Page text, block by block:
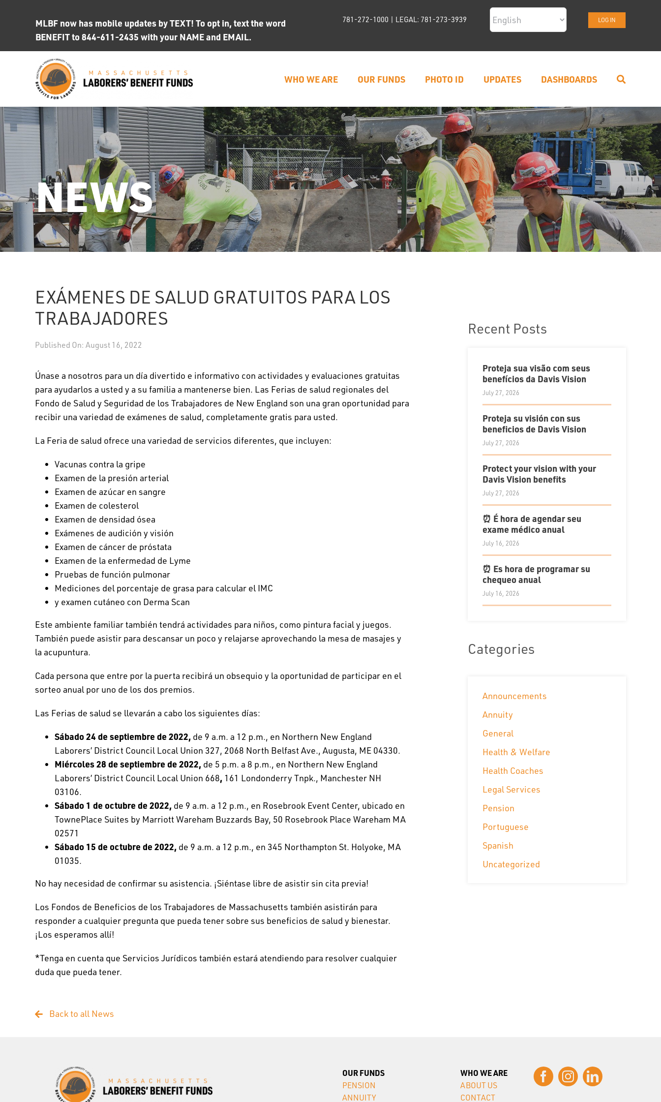
781-272-1000 | LEGAL: 781-273-3939 LOG IN
MLBF now has mobile updates by TEXT! To opt in, text the word
BENEFIT to 844-611-2435 with your NAME and EMAIL.
WHO WE ARE OUR FUNDS PHOTO ID UPDATES DASHBOARDS
NEWS
EXÁMENES DE SALUD GRATUITOS PARA LOS
TRABAJADORES
Published On: August 16, 2022
Únase a nosotros para un día divertido e informativo con actividades y evaluaciones gratuitas
para ayudarlos a usted y a su familia a mantenerse bien. Las Ferias de salud regionales del
Fondo de Salud y Seguridad de los Trabajadores de New England son una gran oportunidad para
recibir una variedad de exámenes de salud, completamente gratis para usted.
La Feria de salud ofrece una variedad de servicios diferentes, que incluyen:
Vacunas contra la gripe
Examen de la presión arterial
Examen de azúcar en sangre
Examen de colesterol
Examen de densidad ósea
Exámenes de audición y visión
Examen de cáncer de próstata
Examen de la enfermedad de Lyme
Pruebas de función pulmonar
Mediciones del porcentaje de grasa para calcular el IMC
y examen cutáneo con Derma Scan
Este ambiente familiar también tendrá actividades para niños, como pintura facial y juegos.
También puede asistir para descansar un poco y relajarse aprovechando la mesa de masajes y
la acupuntura.
Cada persona que entre por la puerta recibirá un obsequio y la oportunidad de participar en el
sorteo anual por uno de los dos premios.
Las Ferias de salud se llevarán a cabo los siguientes días:
Sábado 24 de septiembre de 2022, de 9 a.m. a 12 p.m., en Northern New England
Laborers’ District Council Local Union 327, 2068 North Belfast Ave., Augusta, ME 04330.
Miércoles 28 de septiembre de 2022, de 5 p.m. a 8 p.m., en Northern New England
Laborers’ District Council Local Union 668, 161 Londonderry Tnpk., Manchester NH
03106.
Sábado 1 de octubre de 2022, de 9 a.m. a 12 p.m., en Rosebrook Event Center, ubicado en
TownePlace Suites by Marriott Wareham Buzzards Bay, 50 Rosebrook Place Wareham MA
02571
Sábado 15 de octubre de 2022, de 9 a.m. a 12 p.m., en 345 Northampton St. Holyoke, MA
01035.
No hay necesidad de confirmar su asistencia. ¡Siéntase libre de asistir sin cita previa!
Los Fondos de Beneficios de los Trabajadores de Massachusetts también asistirán para
responder a cualquier pregunta que pueda tener sobre sus beneficios de salud y bienestar.
¡Los esperamos allí!
*Tenga en cuenta que Servicios Jurídicos también estará atendiendo para resolver cualquier
duda que pueda tener.
Back to all News
Recent Posts
Proteja sua visão com seus
benefícios da Davis Vision
July 27, 2026
Proteja su visión con sus
beneficios de Davis Vision
July 27, 2026
Protect your vision with your
Davis Vision benefits
July 27, 2026
⏰ É hora de agendar seu
exame médico anual
July 16, 2026
⏰ Es hora de programar su
chequeo anual
July 16, 2026
Categories
Announcements
Annuity
General
Health & Welfare
Health Coaches
Legal Services
Pension
Portuguese
Spanish
Uncategorized
OUR FUNDS
PENSION
ANNUITY
WHO WE ARE
ABOUT US
CONTACT